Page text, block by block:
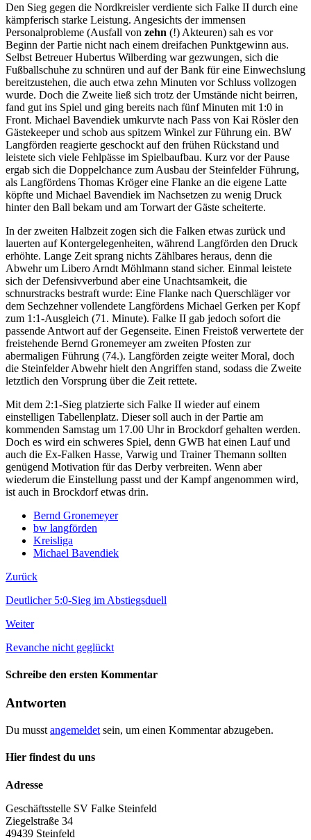
Den Sieg gegen die Nordkreisler verdiente sich Falke II durch eine
kämpferisch starke Leistung. Angesichts der immensen
Personalprobleme (Ausfall von zehn (!) Akteuren) sah es vor
Beginn der Partie nicht nach einem dreifachen Punktgewinn aus.
Selbst Betreuer Hubertus Wilberding war gezwungen, sich die
Fußballschuhe zu schnüren und auf der Bank für eine Einwechslung
bereitzustehen, die auch etwa zehn Minuten vor Schluss vollzogen
wurde. Doch die Zweite ließ sich trotz der Umstände nicht beirren,
fand gut ins Spiel und ging bereits nach fünf Minuten mit 1:0 in
Front. Michael Bavendiek umkurvte nach Pass von Kai Rösler den
Gästekeeper und schob aus spitzem Winkel zur Führung ein. BW
Langförden reagierte geschockt auf den frühen Rückstand und
leistete sich viele Fehlpässe im Spielbaufbau. Kurz vor der Pause
ergab sich die Doppelchance zum Ausbau der Steinfelder Führung,
als Langfördens Thomas Kröger eine Flanke an die eigene Latte
köpfte und Michael Bavendiek im Nachsetzen zu wenig Druck
hinter den Ball bekam und am Torwart der Gäste scheiterte.
In der zweiten Halbzeit zogen sich die Falken etwas zurück und
lauerten auf Kontergelegenheiten, während Langförden den Druck
erhöhte. Lange Zeit sprang nichts Zählbares heraus, denn die
Abwehr um Libero Arndt Möhlmann stand sicher. Einmal leistete
sich der Defensivverbund aber eine Unachtsamkeit, die
schnurstracks bestraft wurde: Eine Flanke nach Querschläger vor
dem Sechzehner vollendete Langfördens Michael Gerken per Kopf
zum 1:1-Ausgleich (71. Minute). Falke II gab jedoch sofort die
passende Antwort auf der Gegenseite. Einen Freistoß verwertete der
freistehende Bernd Gronemeyer am zweiten Pfosten zur
abermaligen Führung (74.). Langförden zeigte weiter Moral, doch
die Steinfelder Abwehr hielt den Angriffen stand, sodass die Zweite
letztlich den Vorsprung über die Zeit rettete.
Mit dem 2:1-Sieg platzierte sich Falke II wieder auf einem
einstelligen Tabellenplatz. Dieser soll auch in der Partie am
kommenden Samstag um 17.00 Uhr in Brockdorf gehalten werden.
Doch es wird ein schweres Spiel, denn GWB hat einen Lauf und
auch die Ex-Falken Hasse, Varwig und Trainer Themann sollten
genügend Motivation für das Derby verbreiten. Wenn aber
wiederum die Einstellung passt und der Kampf angenommen wird,
ist auch in Brockdorf etwas drin.
Bernd Gronemeyer
bw langförden
Kreisliga
Michael Bavendiek
Zurück
Deutlicher 5:0-Sieg im Abstiegsduell
Weiter
Revanche nicht geglückt
Schreibe den ersten Kommentar
Antworten
Du musst angemeldet sein, um einen Kommentar abzugeben.
Hier findest du uns
Adresse
Geschäftsstelle SV Falke Steinfeld
Ziegelstraße 34
49439 Steinfeld